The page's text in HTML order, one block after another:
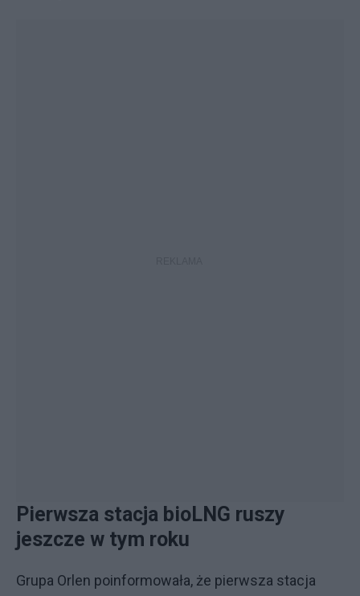
Pierwsza stacja bioLNG ruszy
jeszcze w tym roku
Grupa Orlen poinformowała, że pierwsza stacja